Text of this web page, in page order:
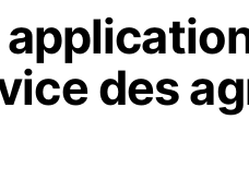
des